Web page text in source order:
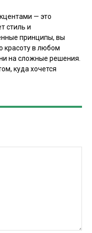
— это
стиль и
принципы, вы
красоту в любом
на сложные решения.
куда хочется